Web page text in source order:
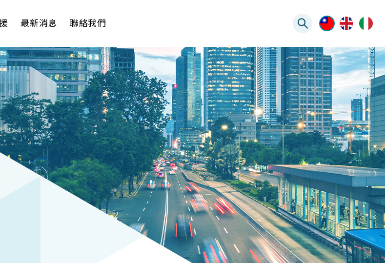
AI VMS 影像管理平台
輕量化監控(16-32路)
大範圍監控(64-256路)
Spark攝影機
Omnieye攝影機
最新消息 聯絡我們